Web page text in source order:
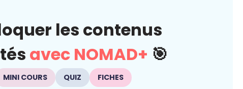
les contenus
avec NOMAD+ 🎯
MINI COURS QUIZ FICHES